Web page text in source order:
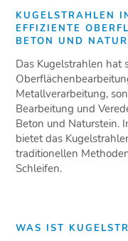
KUGELSTRAHLEN
EFFIZIENTE
BETON UND
Das Kugelstrahlen hat
Metallverarbeitung,
Bearbeitung und
Beton und Naturstein.
bietet das
traditionellen
Schleifen.
WAS IST